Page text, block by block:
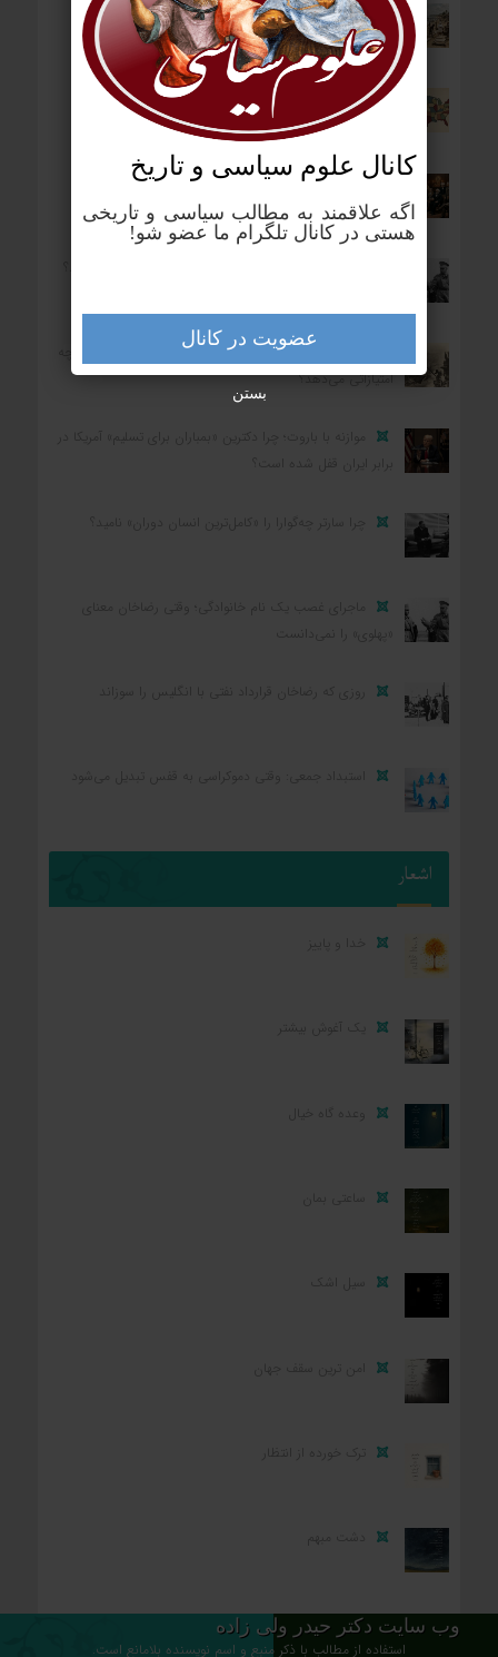
ردپای استعمار بر جغرافیای سیاسی؛ چگونه فاتحان نام
کشورهای امروز را نوشتند؟
آمریکا: از مستعمره بریتانیا تا ایالات متحده
بزرگ‌ترین رنج بشر چیست؟
کشوری که در جنگ شکست می‌خورد و تسلیم می‌شود، چه
امتیازاتی می‌دهد؟
موازنه با باروت؛ چرا دکترین «بمباران برای تسلیم» آمریکا در
چرا سارتر چه‌گوارا را «کامل‌ترین انسان دوران» نامید؟
ماجرای غصب یک نام خانوادگی؛ وقتی رضاخان معنای
«پهلوی» را نمی‌دانست
اشعار
یک آغوش بیشتر
وعده گاه خیال
ساعتی بمان
وب سایت دکتر حیدر ولی زاده
استفاده از مطالب با ذکر منبع و اسم نویسنده بلامانع است.
کانال علوم‌ سیاسی و تاریخ
اگه علاقمند به مطالب سیاسی و تاریخی
هستی در کانال تلگرام ما عضو شو!
عضویت در کانال
بستن